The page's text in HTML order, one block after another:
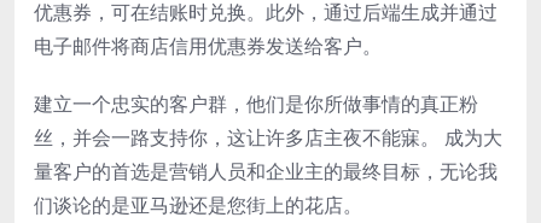
优惠券，可在结账时兑换。此外，通过后端生成并通过
电子邮件将商店信用优惠券发送给客户。
建立一个忠实的客户群，他们是你所做事情的真正粉
丝，并会一路支持你，这让许多店主夜不能寐。 成为大
量客户的首选是营销人员和企业主的最终目标，无论我
们谈论的是亚马逊还是您街上的花店。